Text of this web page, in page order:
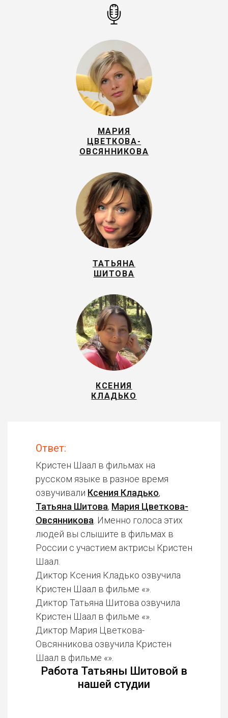
МАРИЯ
ЦВЕТКОВА-
ОВСЯННИКОВА
ТАТЬЯНА
ШИТОВА
КСЕНИЯ
КЛАДЬКО
Ответ:
Кристен Шаал в фильмах на
русском языке в разное время
озвучивали Ксения Кладько,
Татьяна Шитова, Мария Цветкова-
Овсянникова . Именно голоса этих
людей вы слышите в фильмах в
России с участием актрисы Кристен
Шаал.
Диктор Ксения Кладько озвучила
Кристен Шаал в фильме «».
Диктор Татьяна Шитова озвучила
Кристен Шаал в фильме «».
Диктор Мария Цветкова-
Овсянникова озвучила Кристен
Шаал в фильме «».
Работа Татьяны Шитовой в
нашей студии